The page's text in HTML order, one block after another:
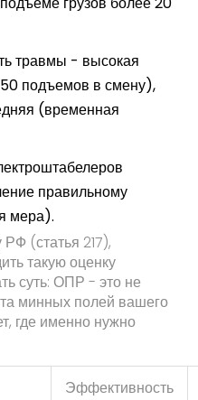
травмы - высокая
подъемов в смену),
(временная
правильному
мера).
(статья 217),
такую оценку
суть: ОПР - это не
минных полей вашего
где именно нужно
Эффективность